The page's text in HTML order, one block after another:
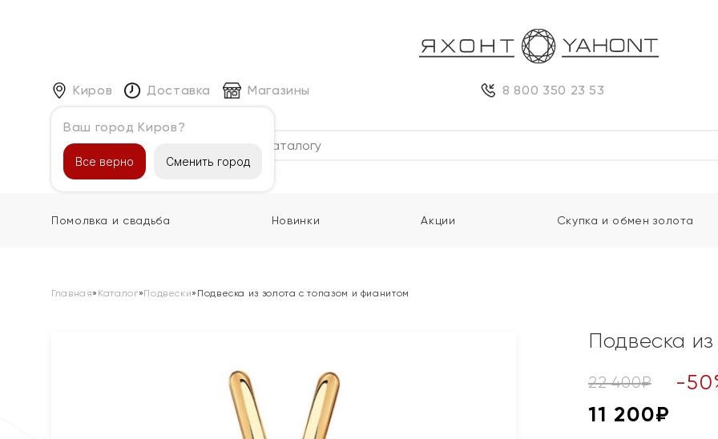
Киров
Ваш город Киров?
Все верно Сменить город
Доставка Магазины 8 800 350 23 53
Каталог
Помолвка и свадьба Новинки Акции Скупка и обмен золота
Главная» Каталог»Подвески» Подвеска из золота с топазом и фианитом
Подвеска
22 400₽ -50
11 200₽